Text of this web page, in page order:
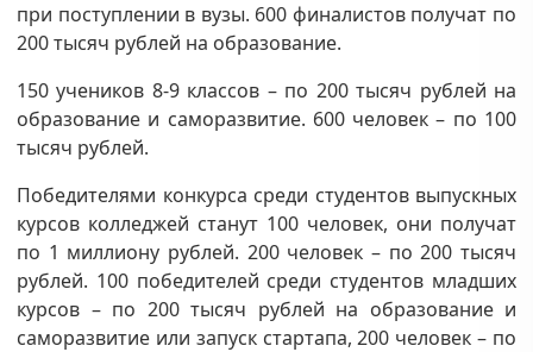
при поступлении в вузы. 600 финалистов получат по
200 тысяч рублей на образование.
150 учеников 8-9 классов – по 200 тысяч рублей на
образование и саморазвитие. 600 человек – по 100
тысяч рублей.
Победителями конкурса среди студентов выпускных
курсов колледжей станут 100 человек, они получат
по 1 миллиону рублей. 200 человек – по 200 тысяч
рублей. 100 победителей среди студентов младших
курсов – по 200 тысяч рублей на образование и
саморазвитие или запуск стартапа, 200 человек – по